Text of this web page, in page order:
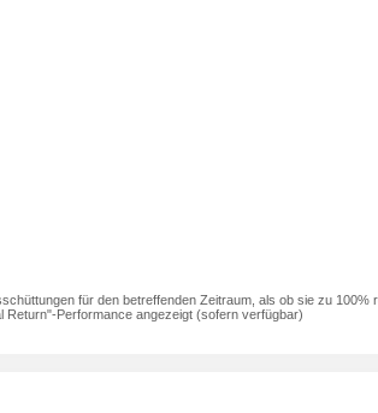
für den betreffenden Zeitraum, als ob sie zu 100%
Return"-Performance angezeigt (sofern verfügbar)